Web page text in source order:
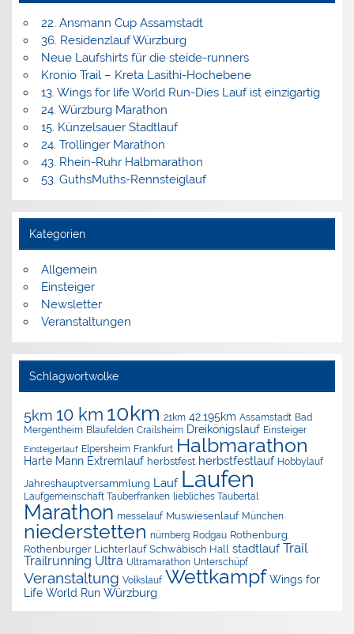
22. Ansmann Cup Assamstadt
36. Residenzlauf Würzburg
Neue Laufshirts für die steide-runners
Kronio Trail – Kreta Lasithi-Hochebene
13. Wings for life World Run-Dies Lauf ist einzigartig
24. Würzburg Marathon
15. Künzelsauer Stadtlauf
24. Trollinger Marathon
43. Rhein-Ruhr Halbmarathon
53. GuthsMuths-Rennsteiglauf
Kategorien
Allgemein
Einsteiger
Newsletter
Veranstaltungen
Schlagwortwolke
5km 10 km 10km 21km 42.195km Assamstadt Bad
Mergentheim Blaufelden Crailsheim Dreikönigslauf Einsteiger
Einsteigerlauf Elpersheim Frankfurt Halbmarathon
Harte Mann Extremlauf herbstfest herbstfestlauf Hobbylauf
Jahreshauptversammlung Lauf Laufen
Laufgemeinschaft Tauberfranken liebliches Taubertal
Marathon messelauf Muswiesenlauf München
niederstetten nürnberg Rodgau Rothenburg
Rothenburger Lichterlauf Schwäbisch Hall stadtlauf Trail
Trailrunning Ultra Ultramarathon Unterschüpf
Veranstaltung Volkslauf Wettkampf Wings for
Life World Run Würzburg